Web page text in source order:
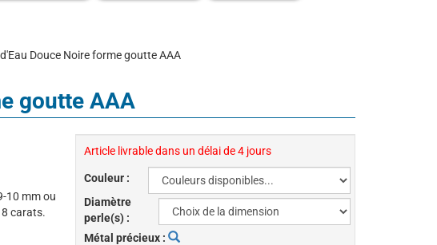
Douce Noire forme goutte AAA
goutte AAA
Article livrable dans un délai de 4 jours
Couleur :
Diamètre
perle(s) :
Métal précieux :
10 mm ou
carats.